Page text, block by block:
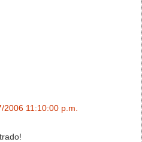
2006 11:10:00 p.m.